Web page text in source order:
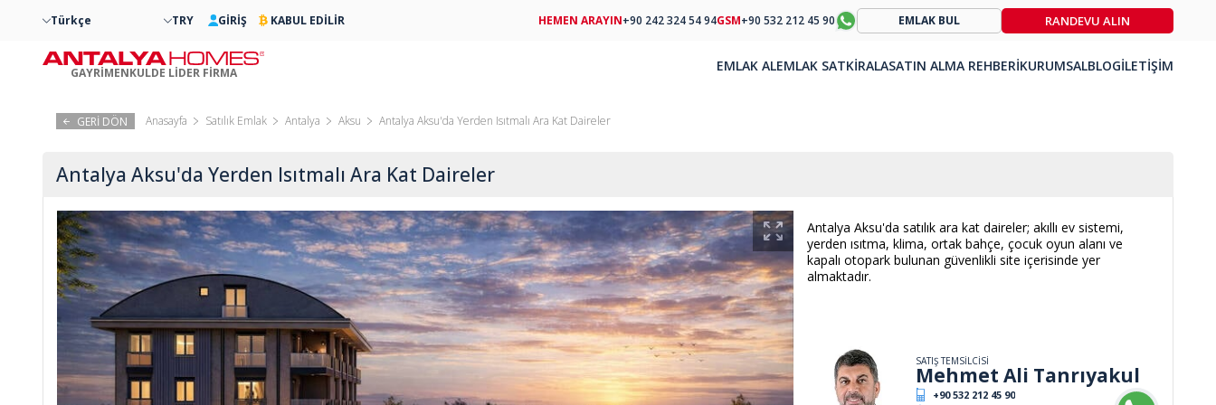
GERİ DÖN Anasayfa Satılık Emlak Antalya Aksu Antalya Aksu'da Yerden Isıtmalı Ara Kat Daireler
Antalya Aksu'da Yerden Isıtmalı Ara Kat Daireler
Antalya Aksu'da satılık ara kat daireler; akıllı ev sistemi,
yerden ısıtma, klima, ortak bahçe, çocuk oyun alanı ve
kapalı otopark bulunan güvenlikli site içerisinde yer
almaktadır.
SATIŞ TEMSİLCİSİ
Mehmet Ali Tanrıyakul
+90 532 212 45 90
Türkçe TRY GİRİŞ KABUL EDİLİR
GAYRİMENKULDE LİDER FİRMA
HEMEN ARAYIN+90 242 324 54 94GSM+90 532 212 45 90 EMLAK BUL RANDEVU ALIN
EMLAK ALEMLAK SATKİRALASATIN ALMA REHBERİKURUMSALBLOGİLETİŞİM